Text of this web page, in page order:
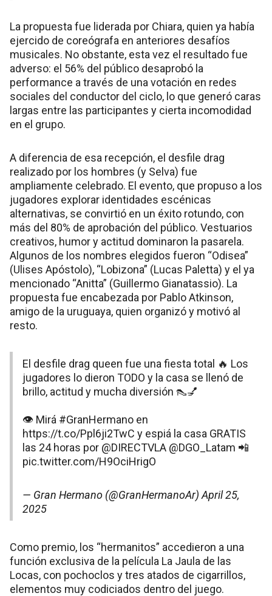
La propuesta fue liderada por Chiara, quien ya había
ejercido de coreógrafa en anteriores desafíos
musicales. No obstante, esta vez el resultado fue
adverso: el 56% del público desaprobó la
performance a través de una votación en redes
sociales del conductor del ciclo, lo que generó caras
largas entre las participantes y cierta incomodidad
en el grupo​.
A diferencia de esa recepción, el desfile drag
realizado por los hombres (y Selva) fue
ampliamente celebrado. El evento, que propuso a los
jugadores explorar identidades escénicas
alternativas, se convirtió en un éxito rotundo, con
más del 80% de aprobación del público. Vestuarios
creativos, humor y actitud dominaron la pasarela.
Algunos de los nombres elegidos fueron “Odisea”
(Ulises Apóstolo), “Lobizona” (Lucas Paletta) y el ya
mencionado “Anitta” (Guillermo Gianatassio). La
propuesta fue encabezada por Pablo Atkinson,
amigo de la uruguaya, quien organizó y motivó al
resto​.
El desfile drag queen fue una fiesta total 🔥 Los
jugadores lo dieron TODO y la casa se llenó de
brillo, actitud y mucha diversión 👠💅
👁️ Mirá #GranHermano en
https://t.co/Ppl6ji2TwC y espiá la casa GRATIS
las 24 horas por @DIRECTVLA @DGO_Latam 📲
pic.twitter.com/H9OciHrigO
— Gran Hermano (@GranHermanoAr) April 25,
2025
Como premio, los “hermanitos” accedieron a una
función exclusiva de la película La Jaula de las
Locas, con pochoclos y tres atados de cigarrillos,
elementos muy codiciados dentro del juego​.